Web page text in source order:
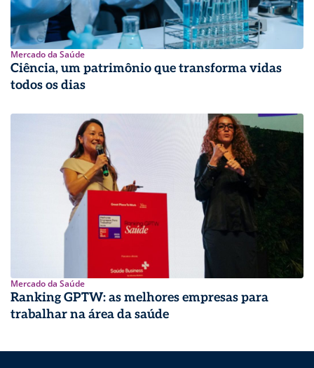
Mercado da Saúde
Ciência, um patrimônio que transforma vidas
todos os dias
Mercado da Saúde
Ranking GPTW: as melhores empresas para
trabalhar na área da saúde